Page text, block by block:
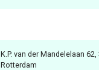
K.P. van der Mandelelaan 62,
Rotterdam